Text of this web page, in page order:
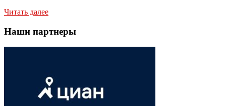
Читать далее
Наши партнеры